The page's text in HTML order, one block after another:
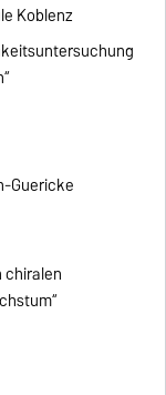
Koblenz
Guericke